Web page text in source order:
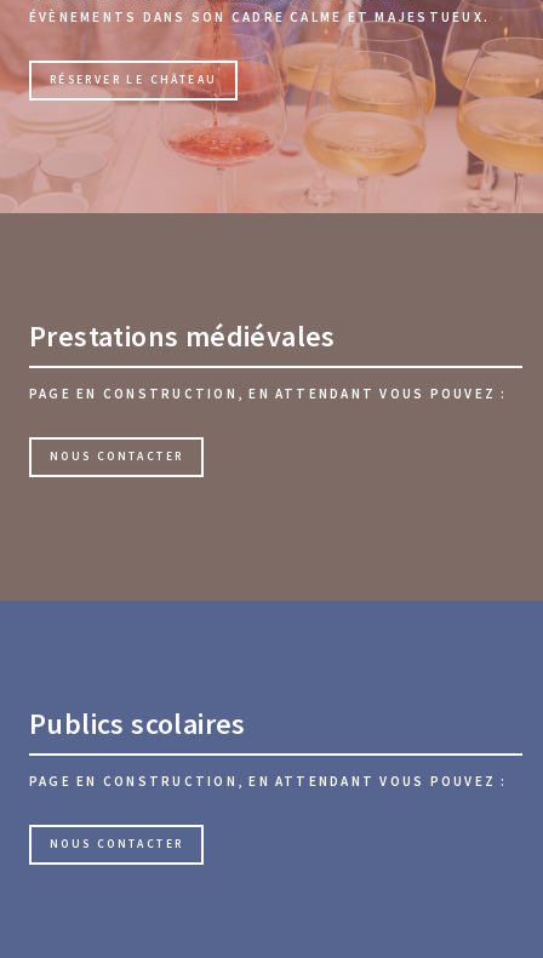
ÉVÈNEMENTS DANS SON CADRE CALME ET MAJESTUEUX.
RÉSERVER LE CHÂTEAU
Prestations médiévales
PAGE EN CONSTRUCTION, EN ATTENDANT VOUS POUVEZ :
NOUS CONTACTER
Publics scolaires
PAGE EN CONSTRUCTION, EN ATTENDANT VOUS POUVEZ :
NOUS CONTACTER